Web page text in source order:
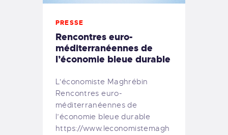
PRESSE
Rencontres euro-
méditerranéennes de
l’économie bleue durable
L'économiste Maghrébin
Rencontres euro-
méditerranéennes de
l’économie bleue durable
https://www.leconomistemagh